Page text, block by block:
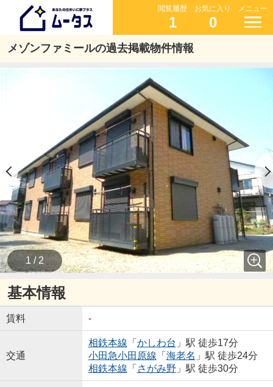
閲覧履歴
1
お気に入り
0
メニュー
メゾンファミールの過去掲載物件情報
1 / 2
基本情報
賃料 -
交通
相鉄本線 「 かしわ台 」駅 徒歩17分
小田急小田原線 「 海老名 」駅 徒歩24分
相鉄本線 「 さがみ野 」駅 徒歩30分